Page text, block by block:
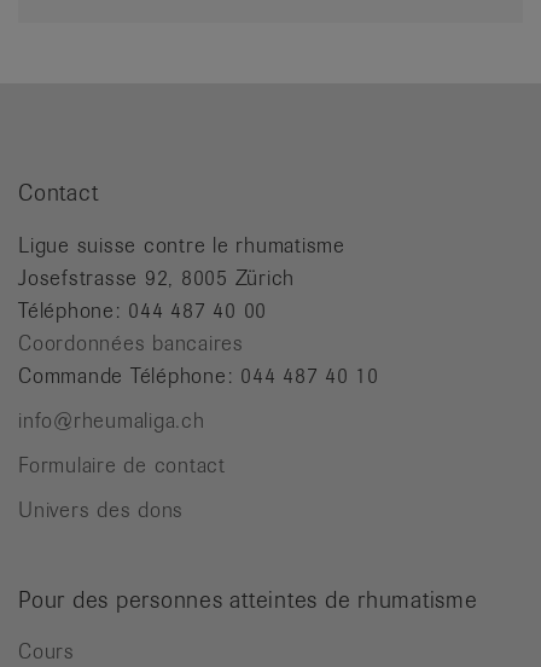
Contact
Ligue suisse contre le rhumatisme
Josefstrasse 92, 8005 Zürich
Téléphone: 044 487 40 00
Coordonnées bancaires
Commande Téléphone: 044 487 40 10
info@rheumaliga.ch
Formulaire de contact
Univers des dons
Pour des personnes atteintes de rhumatisme
Cours